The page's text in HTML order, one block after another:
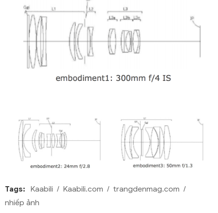
Tags: Kaabili Kaabili.com
trangdenmag.com
nhiếp ảnh